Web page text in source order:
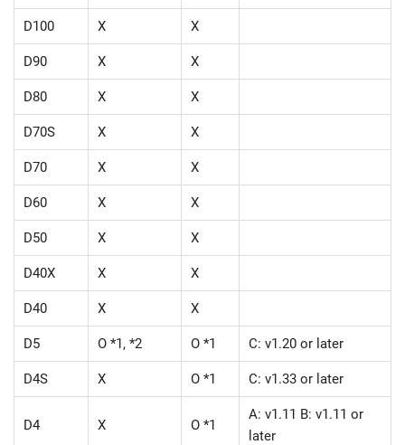
D100 X X
D90 X X
D80 X X
D70S X X
D70 X X
D60 X X
D50 X X
D40X X X
D40 X X
D5 O *1, *2 O *1 C: v1.20 or later
D4S X O *1 C: v1.33 or later
D4 X O *1
A: v1.11 B: v1.11 or
later